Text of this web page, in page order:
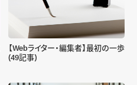
【Webライター・編集者】最初の一歩
(49記事)